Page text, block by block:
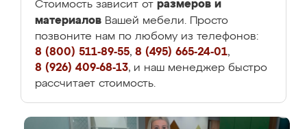
Стоимость зависит от размеров и
материалов Вашей мебели. Просто
позвоните нам по любому из телефонов:
8 (800) 511-89-55, 8 (495) 665-24-01,
8 (926) 409-68-13, и наш менеджер быстро
рассчитает стоимость.